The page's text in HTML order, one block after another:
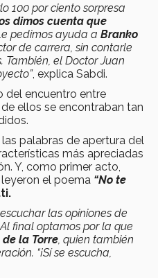
100 por ciento sorpresa
dimos cuenta que
pedimos ayuda a Branko
de carrera, sin contarle
el Doctor Juan
, explica Sabdi.
del encuentro entre
ellos se encontraban tan
palabras de apertura del
más apreciadas
Y, como primer acto,
el poema “No te
las opiniones de
final optamos por la que
de la Torre , quien también
“¡Sí se escucha,